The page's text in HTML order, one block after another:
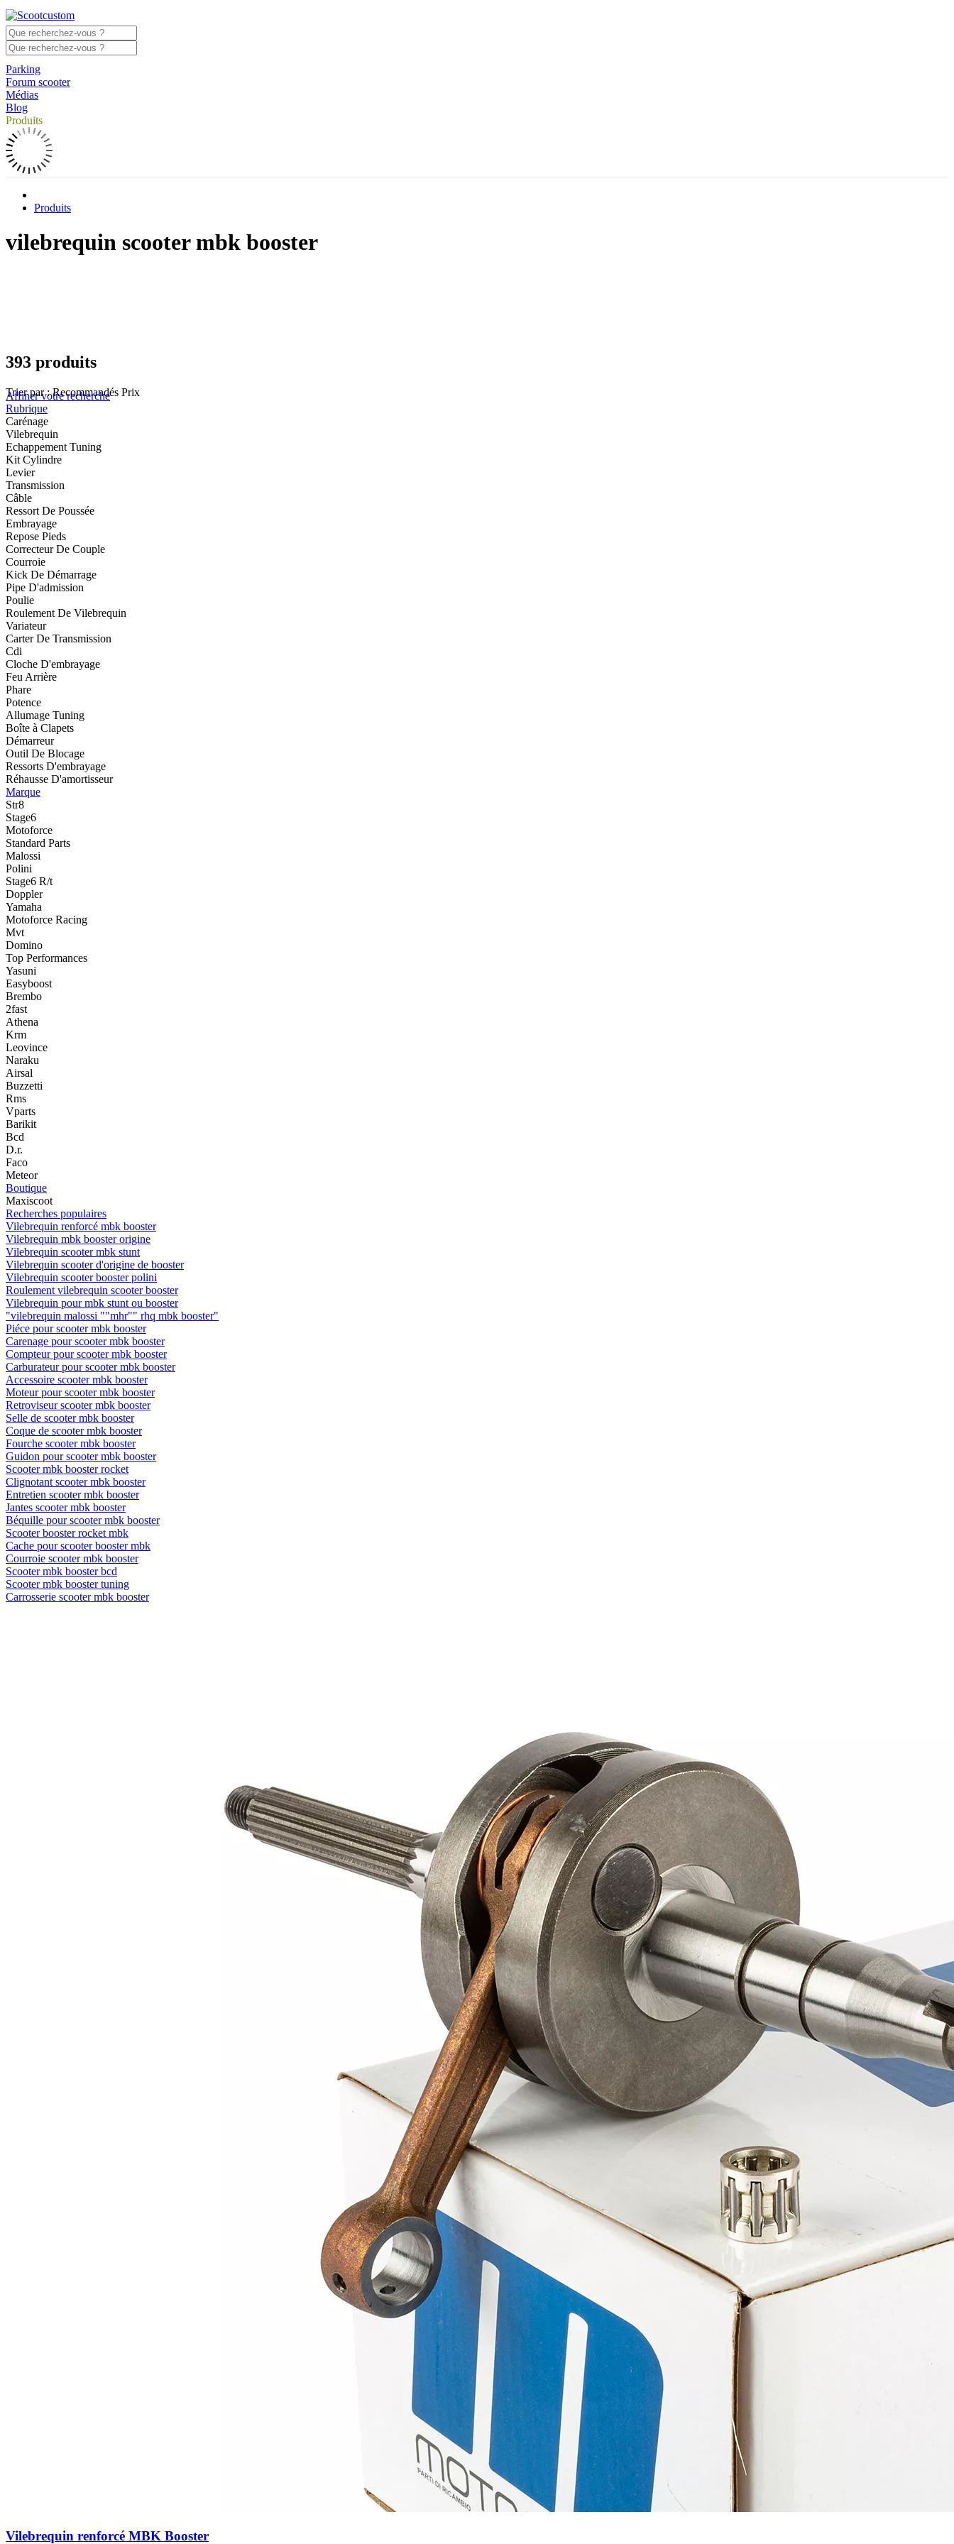
Parking
Forum scooter
Médias
Blog
Produits
Produits
vilebrequin scooter mbk booster
393 produits
Trier par : Recommandés Prix
Affiner votre recherche
Rubrique
Carénage
Vilebrequin
Echappement Tuning
Kit Cylindre
Levier
Transmission
Câble
Ressort De Poussée
Embrayage
Repose Pieds
Correcteur De Couple
Courroie
Kick De Démarrage
Pipe D'admission
Poulie
Roulement De Vilebrequin
Variateur
Carter De Transmission
Cdi
Cloche D'embrayage
Feu Arrière
Phare
Potence
Allumage Tuning
Boîte à Clapets
Démarreur
Outil De Blocage
Ressorts D'embrayage
Réhausse D'amortisseur
Marque
Str8
Stage6
Motoforce
Standard Parts
Malossi
Polini
Stage6 R/t
Doppler
Yamaha
Motoforce Racing
Mvt
Domino
Top Performances
Yasuni
Easyboost
Brembo
2fast
Athena
Krm
Leovince
Naraku
Airsal
Buzzetti
Rms
Vparts
Barikit
Bcd
D.r.
Faco
Meteor
Boutique
Maxiscoot
Recherches populaires
Vilebrequin renforcé mbk booster
Vilebrequin mbk booster origine
Vilebrequin scooter mbk stunt
Vilebrequin scooter d'origine de booster
Vilebrequin scooter booster polini
Roulement vilebrequin scooter booster
Vilebrequin pour mbk stunt ou booster
"vilebrequin malossi ""mhr"" rhq mbk booster"
Piéce pour scooter mbk booster
Carenage pour scooter mbk booster
Compteur pour scooter mbk booster
Carburateur pour scooter mbk booster
Accessoire scooter mbk booster
Moteur pour scooter mbk booster
Retroviseur scooter mbk booster
Selle de scooter mbk booster
Coque de scooter mbk booster
Fourche scooter mbk booster
Guidon pour scooter mbk booster
Scooter mbk booster rocket
Clignotant scooter mbk booster
Entretien scooter mbk booster
Jantes scooter mbk booster
Béquille pour scooter mbk booster
Scooter booster rocket mbk
Cache pour scooter booster mbk
Courroie scooter mbk booster
Scooter mbk booster bcd
Scooter mbk booster tuning
Carrosserie scooter mbk booster
Vilebrequin renforcé MBK Booster